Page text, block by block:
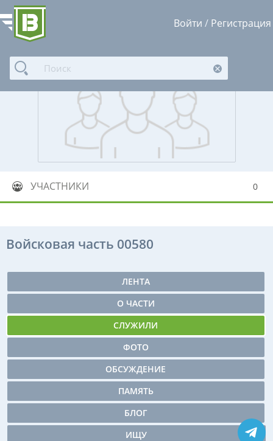
Войти / Регистрация
УЧАСТНИКИ 0
Войсковая часть 00580
ЛЕНТА
О ЧАСТИ
СЛУЖИЛИ
ФОТО
ОБСУЖДЕНИЕ
ПАМЯТЬ
БЛОГ
ИЩУ